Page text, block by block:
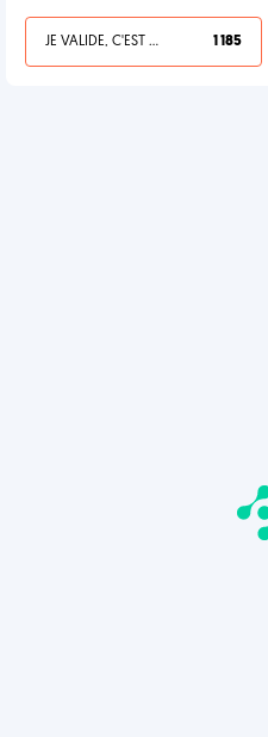
JE VALIDE, C'EST UNE VDM 1 185